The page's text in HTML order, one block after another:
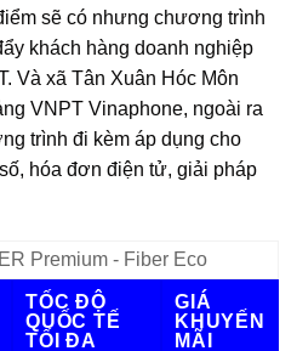
sẽ có nhưng chương trình
khách hàng doanh nghiệp
Và xã Tân Xuân Hóc Môn
VNPT Vinaphone, ngoài ra
trình đi kèm áp dụng cho
hóa đơn điện tử, giải pháp
Premium - Fiber Eco
TỐC ĐỘ
QUỐC TẾ
TỐI ĐA
GIÁ
KHUYẾN
MÃI